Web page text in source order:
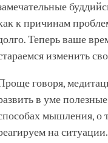
к причинам
Теперь ваше
изменить
говоря,
в уме
мышления, о
на